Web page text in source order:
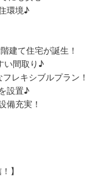
環境♪
建て住宅が誕生！
い間取り♪
レキシブルプラン！
設置♪
備充実！
】